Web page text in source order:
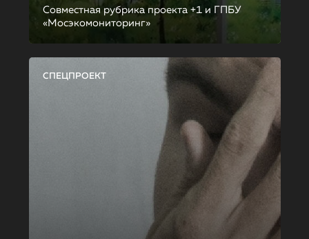
Совместная рубрика проекта +1 и ГПБУ
«Мосэкомониторинг»
СПЕЦПРОЕКТ